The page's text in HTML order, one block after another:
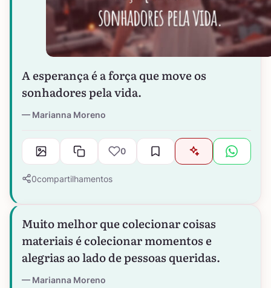
A esperança é a força que move os
sonhadores pela vida.
Marianna Moreno
0
0compartilhamentos
Muito melhor que colecionar coisas
materiais é colecionar momentos e
alegrias ao lado de pessoas queridas.
Marianna Moreno